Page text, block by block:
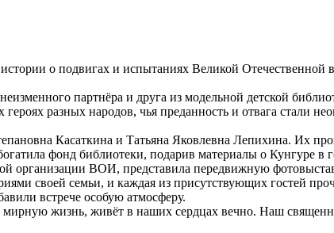
о подвигах и испытаниях Великой Отечественной
партнёра и друга из модельной детской
разных народов, чья преданность и отвага стали
Касаткина и Татьяна Яковлевна Лепихина. Их
фонд библиотеки, подарив материалы о Кунгуре в
организации ВОИ, представила передвижную
своей семьи, и каждая из присутствующих гостей
встрече особую атмосферу.
жизнь, живёт в наших сердцах вечно. Наш